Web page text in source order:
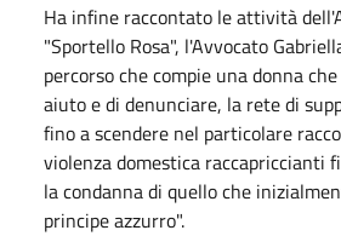
Ha infine raccontato le attività
"Sportello Rosa", l'Avvocato
percorso che compie una donna
aiuto e di denunciare, la rete di
fino a scendere nel particolare
violenza domestica raccapriccianti
la condanna di quello che
principe azzurro".